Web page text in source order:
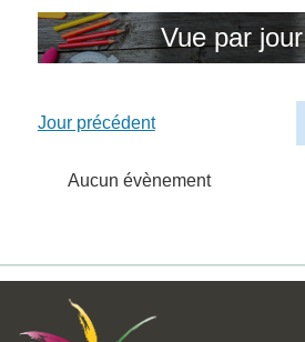
Vue par jour
Jour précédent
Aucun évènement